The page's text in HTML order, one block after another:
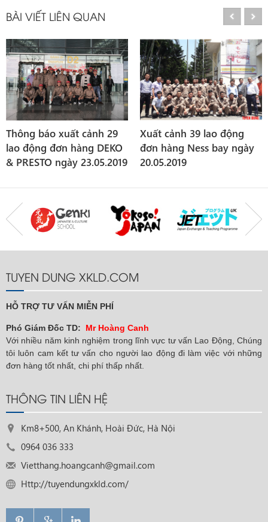
BÀI VIẾT LIÊN QUAN
Xuất cảnh 39 lao động
đơn hàng Ness bay ngày
20.05.2019
Lịch xuất cảnh 29 lao
động đơn Thịt Heo (
Smith field ) ngày 19 và
TUYEN DUNG XKLD.COM
HỖ TRỢ TƯ VẤN MIỄN PHÍ
Phó Giám Đốc TD:
Mr Hoàng Canh
Với nhiều năm kinh nghiệm trong lĩnh vực tư vấn Lao Động, Chúng
tôi luôn cam kết tư vấn cho người lao động đi làm việc với những
đơn hàng tốt nhất, chi phí thấp nhất.
THÔNG TIN LIÊN HỆ
Km8+500, An Khánh, Hoài Đức, Hà Nội
0964 036 333
Vietthang.hoangcanh@gmail.com
Http://tuyendungxkld.com/